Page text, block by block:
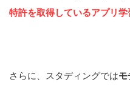
特許を取得しているアプリ学
さらに、スタディングではモ